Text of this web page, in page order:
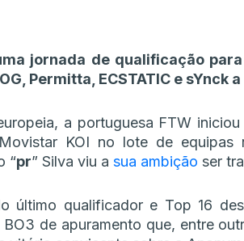
jornada de qualificação para
Permitta, ECSTATIC e sYnck
a portuguesa FTW
KOI no lote de equipas
“pr” Silva viu a sua ambição ser
último qualificador e Top 16
de apuramento que, entre